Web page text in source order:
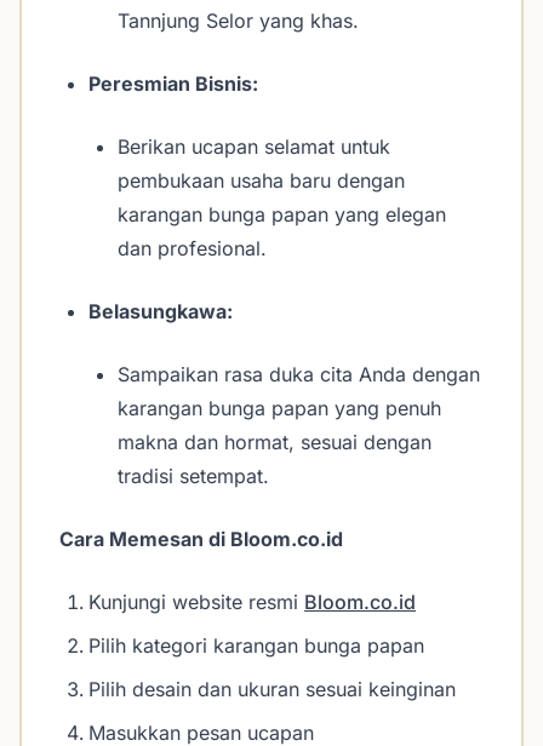
Tannjung Selor yang khas.
Peresmian Bisnis:
Berikan ucapan selamat untuk
pembukaan usaha baru dengan
karangan bunga papan yang elegan
dan profesional.
Belasungkawa:
Sampaikan rasa duka cita Anda dengan
karangan bunga papan yang penuh
makna dan hormat, sesuai dengan
tradisi setempat.
Cara Memesan di Bloom.co.id
Kunjungi website resmi Bloom.co.id
Pilih kategori karangan bunga papan
Pilih desain dan ukuran sesuai keinginan
Masukkan pesan ucapan